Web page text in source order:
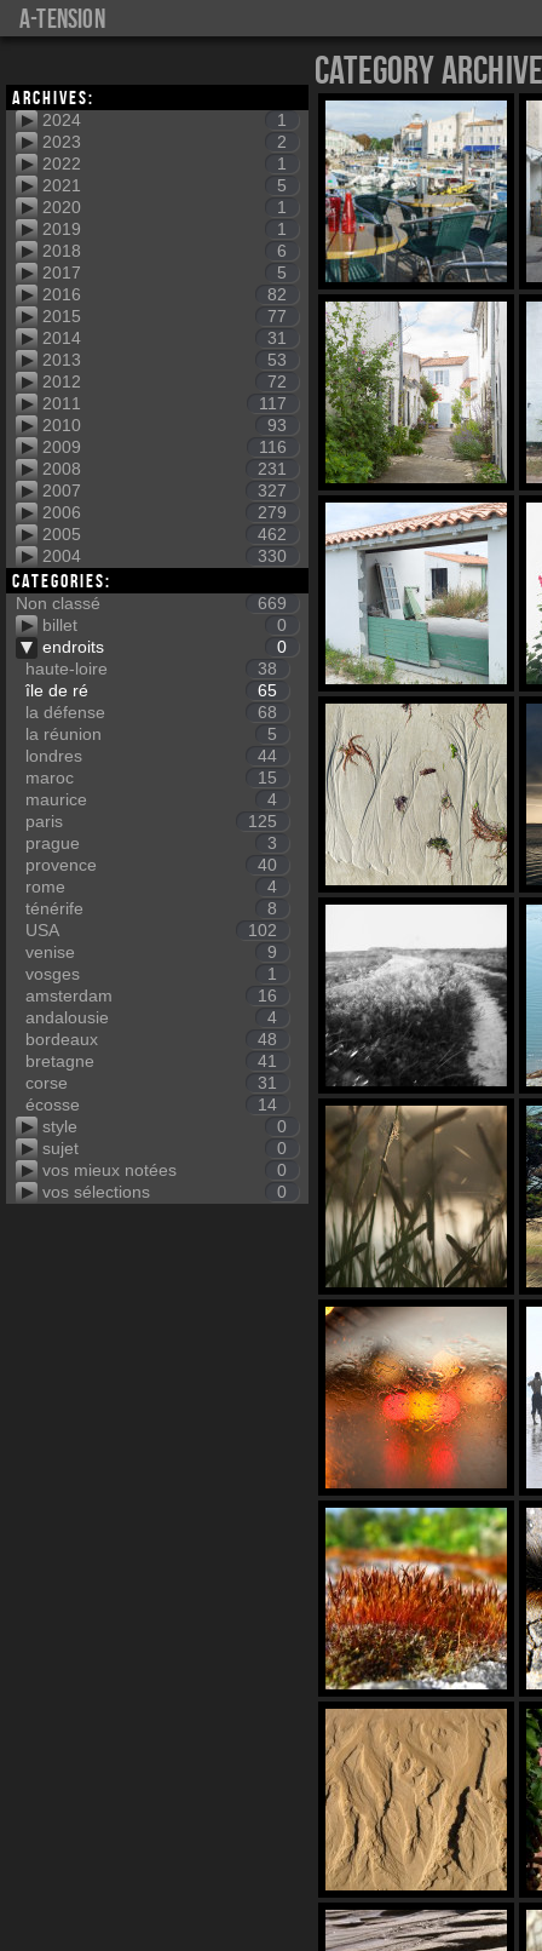
a-tension
Archives:
2024
1
2023
2
2022
1
2021
5
2020
1
2019
1
2018
6
2017
5
2016
82
2015
77
2014
31
2013
53
2012
72
2011
117
2010
93
2009
116
2008
231
2007
327
2006
279
2005
462
2004
330
Categories:
Non classé
669
billet
0
endroits
0
haute-loire
38
île de ré
65
la défense
68
la réunion
5
londres
44
maroc
15
maurice
4
paris
125
prague
3
provence
40
rome
4
ténérife
8
USA
102
venise
9
vosges
1
amsterdam
16
andalousie
4
bordeaux
48
bretagne
41
corse
31
écosse
14
style
0
sujet
0
vos mieux notées
0
vos sélections
0
Category